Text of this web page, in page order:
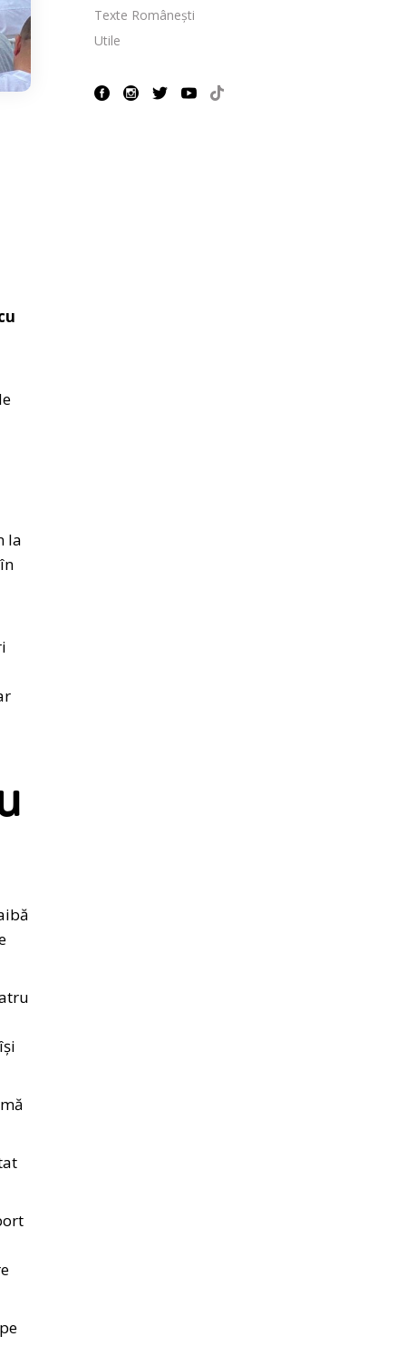
la
Texte Românești
Utile